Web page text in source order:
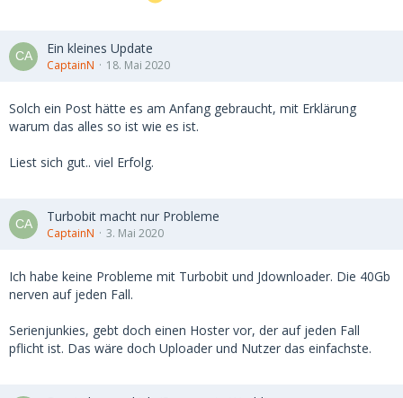
Ein kleines Update
CaptainN 18. Mai 2020
Solch ein Post hätte es am Anfang gebraucht, mit Erklärung
warum das alles so ist wie es ist.
Liest sich gut.. viel Erfolg.
Turbobit macht nur Probleme
CaptainN 3. Mai 2020
Ich habe keine Probleme mit Turbobit und Jdownloader. Die 40Gb
nerven auf jeden Fall.
Serienjunkies, gebt doch einen Hoster vor, der auf jeden Fall
pflicht ist. Das wäre doch Uploader und Nutzer das einfachste.